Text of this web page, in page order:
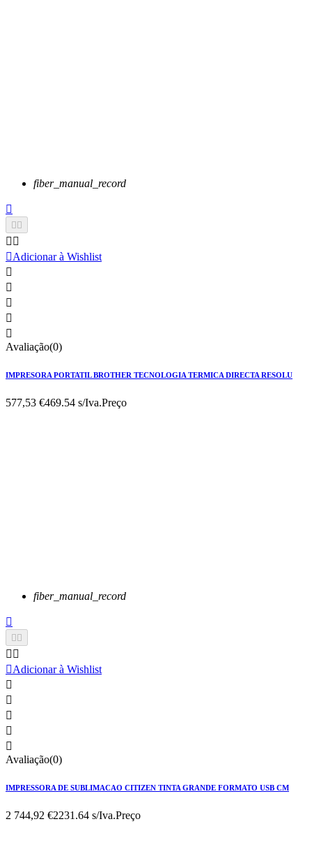
fiber_manual_record


 
Adicionar à Wishlist





Avaliação(0)
IMPRESORA PORTATIL BROTHER TECNOLOGIA TERMICA DIRECTA RESOLU
577,53 €469.54 s/Iva.Preço
fiber_manual_record


 
Adicionar à Wishlist





Avaliação(0)
IMPRESSORA DE SUBLIMACAO CITIZEN TINTA GRANDE FORMATO USB CM
2 744,92 €2231.64 s/Iva.Preço